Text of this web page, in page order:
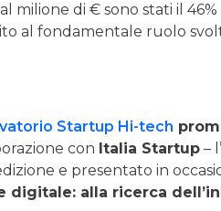
milione di € sono stati il
al fondamentale ruolo
Startup Hi-tech
con Italia Startup –
e presentato in
alla ricerca